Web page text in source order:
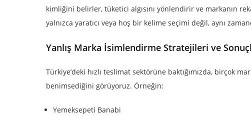
kimliğini belirler, tüketici algısını yönlendirir ve markanın
yalnızca yaratıcı veya hoş bir kelime seçimi değil, aynı
Yanlış Marka İsimlendirme Stratejileri ve
Türkiye’deki hızlı teslimat sektörüne baktığımızda, birçok
benimsediğini görüyoruz. Örneğin:
Yemeksepeti Banabi